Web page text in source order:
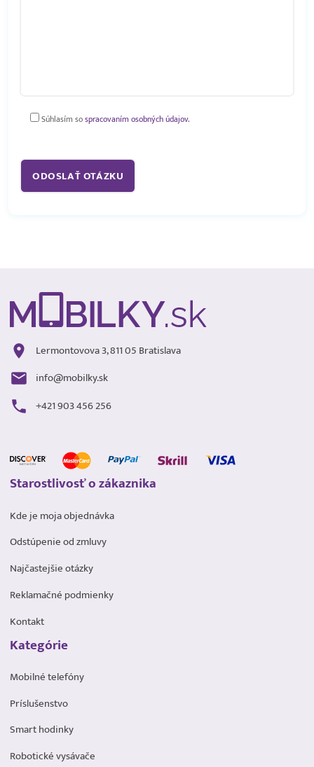
Súhlasím sospracovaním osobných údajov.
Lermontovova 3, 811 05 Bratislava
info@mobilky.sk
+421 903 456 256
Starostlivosť o zákaznika
Kde je moja objednávka
Odstúpenie od zmluvy
Najčastejšie otázky
Reklamačné podmienky
Kontakt
Kategórie
Mobilné telefóny
Príslušenstvo
Smart hodinky
Robotické vysávače